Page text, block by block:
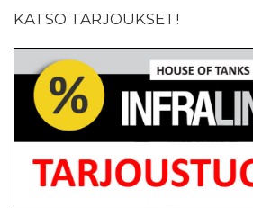
KATSO TARJOUKSET!